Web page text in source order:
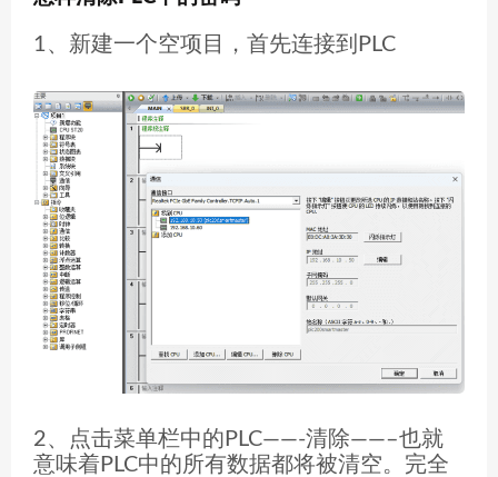
1、新建一个空项目，首先连接到PLC
2、点击菜单栏中的PLC——-清除——–也就
意味着PLC中的所有数据都将被清空。完全